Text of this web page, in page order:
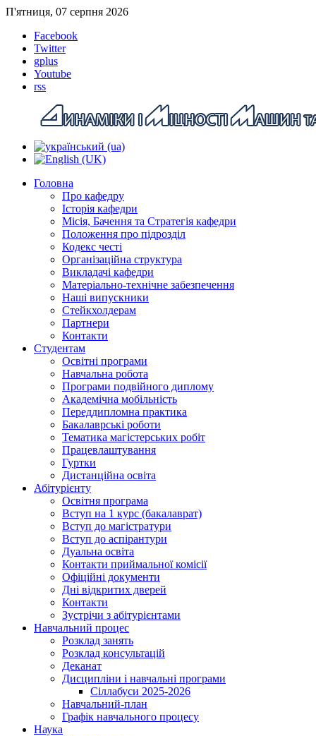
П'ятниця, 07 серпня 2026
Facebook
Twitter
gplus
Youtube
rss
Головна
Про кафедру
Історія кафедри
Місія, Бачення та Стратегія кафедри
Положення про підрозділ
Кодекс честі
Організаційна структура
Викладачі кафедри
Матеріально-технічне забезпечення
Наші випускники
Стейкхолдерам
Партнери
Контакти
Студентам
Освітні програми
Навчальна робота
Програми подвійного диплому
Академічна мобільність
Переддипломна практика
Бакалаврські роботи
Тематика магістерських робіт
Працевлаштування
Гуртки
Дистанційна освіта
Абітурієнту
Освітня програма
Вступ на 1 курс (бакалаврат)
Вступ до магістратури
Вступ до аспірантури
Дуальна освіта
Контакти приймальної комісії
Офіційні документи
Дні відкритих дверей
Контакти
Зустрічи з абітурієнтами
Навчальний процес
Розклад занять
Розклад консультацій
Деканат
Дисципліни і навчальні програми
Сіллабуси 2025-2026
Навчальний-план
Графік навчального процесу
Наука